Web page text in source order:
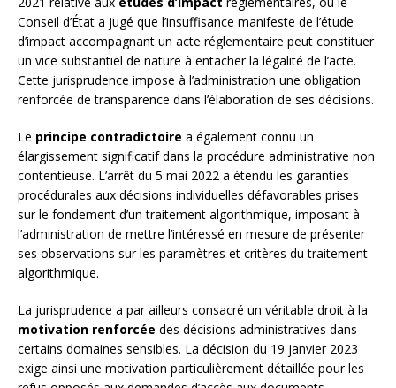
Conseil d’État a jugé que l’insuffisance manifeste de l’étude
d’impact accompagnant un acte réglementaire peut constituer
un vice substantiel de nature à entacher la légalité de l’acte.
Cette jurisprudence impose à l’administration une obligation
renforcée de transparence dans l’élaboration de ses décisions.
Le principe contradictoire a également connu un
élargissement significatif dans la procédure administrative non
contentieuse. L’arrêt du 5 mai 2022 a étendu les garanties
procédurales aux décisions individuelles défavorables prises
sur le fondement d’un traitement algorithmique, imposant à
l’administration de mettre l’intéressé en mesure de présenter
ses observations sur les paramètres et critères du traitement
algorithmique.
La jurisprudence a par ailleurs consacré un véritable droit à la
motivation renforcée des décisions administratives dans
certains domaines sensibles. La décision du 19 janvier 2023
exige ainsi une motivation particulièrement détaillée pour les